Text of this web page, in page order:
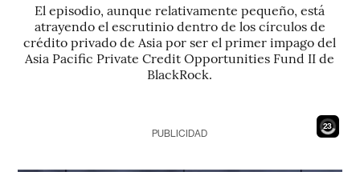
El episodio, aunque relativamente pequeño, está
atrayendo el escrutinio dentro de los círculos de
crédito privado de Asia por ser el primer impago del
Asia Pacific Private Credit Opportunities Fund II de
BlackRock.
21
PUBLICIDAD